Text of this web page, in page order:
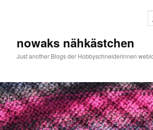
nowaks nähkästchen
Just another Blogs der Hobbyschneiderinnen